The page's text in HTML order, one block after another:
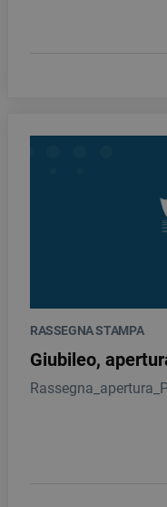
RASSEGNA STAMPA
Giubileo,